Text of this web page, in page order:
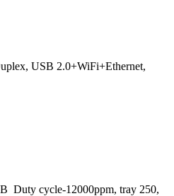
USB 2.0+WiFi+Ethernet,
Duty cycle-12000ppm, tray 250,